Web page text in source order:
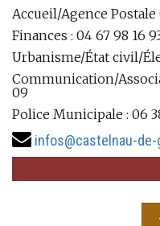
Accueil/Agence Postale
Finances : 04 67 98 16
Urbanisme/État civil/
Communication/
09
Police Municipale : 06
infos@castelnau-